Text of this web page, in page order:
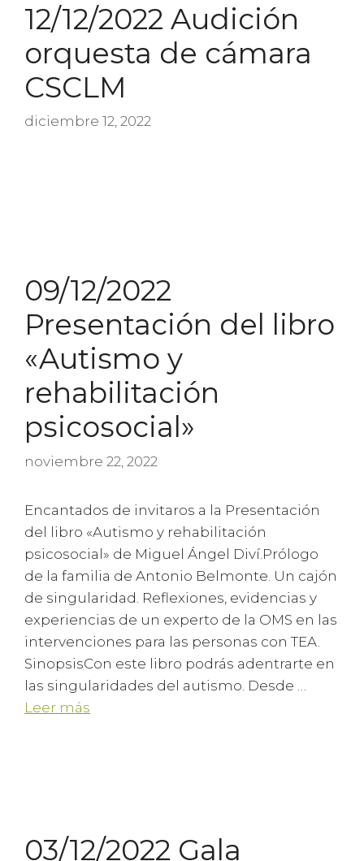
12/12/2022 Audición
orquesta de cámara
CSCLM
diciembre 12, 2022
09/12/2022
Presentación del libro
«Autismo y
rehabilitación
psicosocial»
noviembre 22, 2022
Encantados de invitaros a la Presentación
del libro «Autismo y rehabilitación
psicosocial» de Miguel Ángel Diví.Prólogo
de la familia de Antonio Belmonte. Un cajón
de singularidad. Reflexiones, evidencias y
experiencias de un experto de la OMS en las
intervenciones para las personas con TEA.
SinopsisCon este libro podrás adentrarte en
las singularidades del autismo. Desde …
Leer más
03/12/2022 Gala